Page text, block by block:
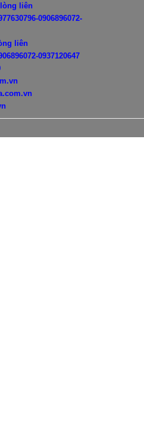
liên
0906896072-
liên
0937120647